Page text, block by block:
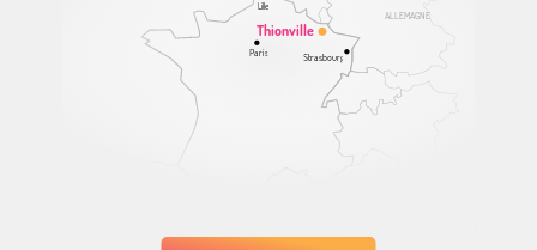
ALLEMAGNE
Thionville
Lille
Paris Strasbourg